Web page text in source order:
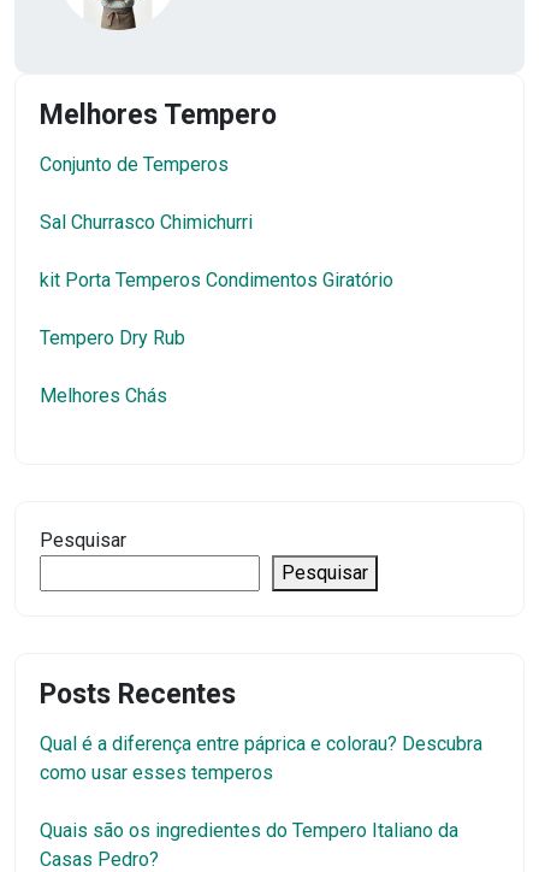
Melhores Tempero
Conjunto de Temperos
Sal Churrasco Chimichurri
kit Porta Temperos Condimentos Giratório
Tempero Dry Rub
Melhores Chás
Pesquisar
Pesquisar
Posts Recentes
Qual é a diferença entre páprica e colorau? Descubra
como usar esses temperos
Quais são os ingredientes do Tempero Italiano da
Casas Pedro?